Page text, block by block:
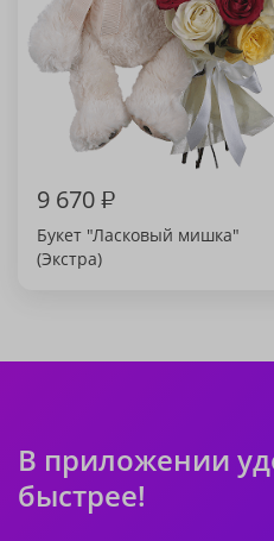
9 670₽
Букет "Ласковый мишка"
(Экстра)
В приложении
быстрее!